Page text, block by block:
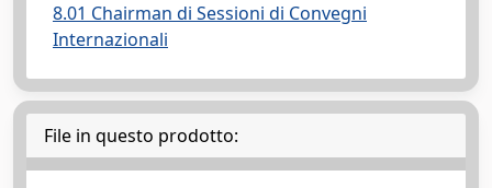
8.01 Chairman di Sessioni di Convegni
Internazionali
File in questo prodotto: